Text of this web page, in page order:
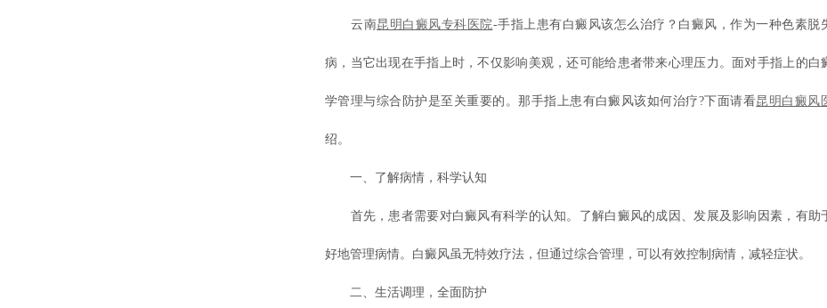
云南昆明白癜风专科医院-手指上患有白癜风该怎么治疗？白癜风，作为一种色素脱
病，当它出现在手指上时，不仅影响美观，还可能给患者带来心理压力。面对手指上的白
学管理与综合防护是至关重要的。那手指上患有白癜风该如何治疗?下面请看昆明白癜风
绍。
一、了解病情，科学认知
首先，患者需要对白癜风有科学的认知。了解白癜风的成因、发展及影响因素，有助
好地管理病情。白癜风虽无特效疗法，但通过综合管理，可以有效控制病情，减轻症状。
二、生活调理，全面防护